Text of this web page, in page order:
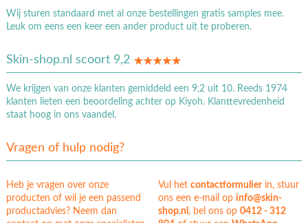
Wij sturen standaard met al onze bestellingen gratis samples mee.
Leuk om eens een keer een ander product uit te proberen.
Skin-shop.nl scoort 9,2
We krijgen van onze klanten gemiddeld een 9,2 uit 10. Reeds 1974
klanten lieten een beoordeling achter op Kiyoh. Klanttevredenheid
staat hoog in ons vaandel.
Vragen of hulp nodig?
Heb je vragen over onze
producten of wil je een passend
productadvies? Neem dan
Vul hetcontactformulierin, stuur
ons een e-mail op info@skin-
shop.nl, bel ons op0412 - 312